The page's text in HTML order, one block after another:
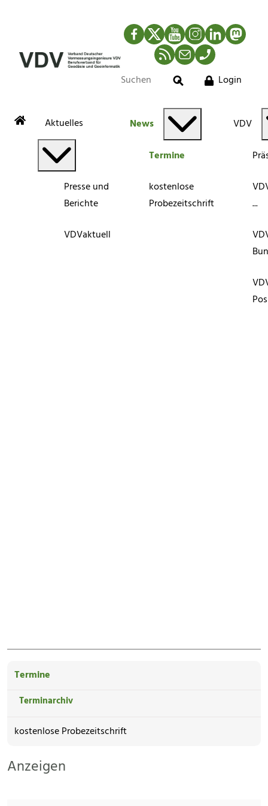
Facebook
TwitterYouTubeInstagram
LinkedIn
RSS-Newsfeed
MailTelefon
Suche
Login
Aktuelles
Presse und
Berichte
VDVaktuell
News
Termine
kostenlose
Probezeitschrift
VDV
...
Termine
Terminarchiv
kostenlose Probezeitschrift
Anzeigen